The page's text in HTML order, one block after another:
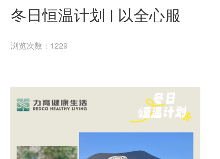
冬日恒温计划 | 以全心服
务，让美好“家”倍升温
浏览次数：1229